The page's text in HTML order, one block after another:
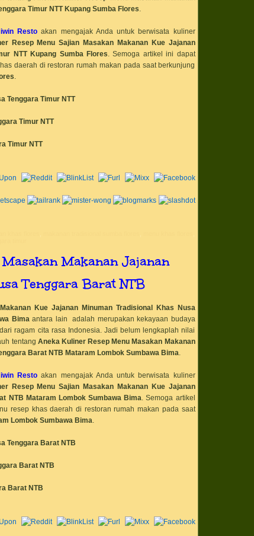
Timur NTTKupang Sumba Flores
Resto akan mengajak Anda untuk berwisata kuliner
Resep MenuSajian Masakan Makanan Kue Jajanan
NTTKupang Sumba Flores . Semoga artikel ini dapat
daerah di restoran rumah makan pada saat berkunjung
Tenggara Timur NTT
Timur NTT
Timur NTT
Makanan Jajanan
Tenggara Barat NTB
Kue Jajanan Minuman Tradisional Khas Nusa
Bima antara lain adalah merupakan kekayaan budaya
ragam cita rasa Indonesia. Jadi belum lengkaplah nilai
tentang Aneka Kuliner Resep Menu Masakan Makanan
Barat NTB Mataram Lombok Sumbawa Bima
Resto akan mengajak Anda untuk berwisata kuliner
Resep MenuSajian Masakan Makanan Kue Jajanan
NTB Mataram Lombok Sumbawa Bima . Semoga artikel
resep khas daerah di restoran rumah makan pada saat
Lombok Sumbawa Bima
Tenggara Barat NTB
Barat NTB
Barat NTB